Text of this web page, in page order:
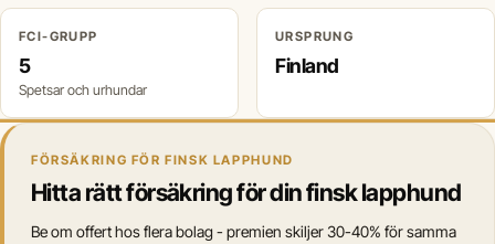
FCI-GRUPP
5
Spetsar och urhundar
URSPRUNG
Finland
FÖRSÄKRING FÖR FINSK LAPPHUND
Hitta rätt försäkring för din finsk lapphund
Be om offert hos flera bolag - premien skiljer 30-40% för samma